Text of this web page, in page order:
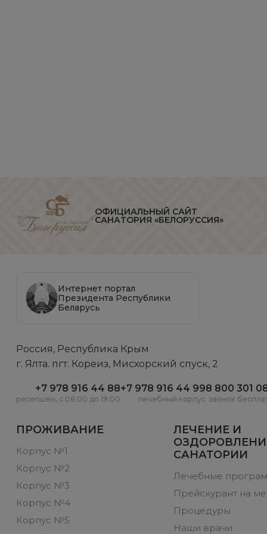
ОФИЦИАЛЬНЫЙ САЙТ
САНАТОРИЯ «БЕЛОРУССИЯ»
Интернет портал
Президента Республики
Беларусь
Россия, Республика Крым
г. Ялта. пгт. Кореиз, Мисхорский спуск, 2
+7 978 916 44 88
ресепшен, c 08:00 до 19:00
+7 978 916 44 99
лечебный корпус
8 800 301
звонок
ПРОЖИВАНИЕ
Корпус №1
Корпус №2
Корпус №3
Корпус №4
Корпус №5
ЛЕЧЕНИЕ И
САНАТОРИИ
Лечебные
Прейскурант на
Процедуры
Наши врачи